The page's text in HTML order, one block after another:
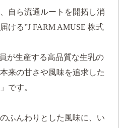
自ら流通ルートを開拓し消
ける”J FARM AMUSE 株式
が生産する高品質な生乳の
来の甘さや風味を追求した
です。
ふんわりとした風味に、い